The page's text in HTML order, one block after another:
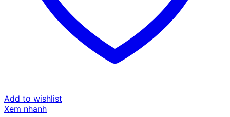
Add to wishlist
Xem nhanh